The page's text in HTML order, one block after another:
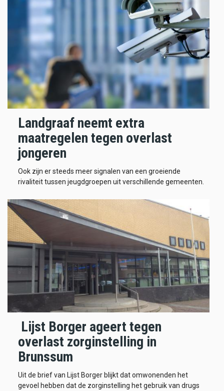
Landgraaf neemt extra
maatregelen tegen overlast
jongeren
Ook zijn er steeds meer signalen van een groeiende
rivaliteit tussen jeugdgroepen uit verschillende gemeenten.
Lijst Borger ageert tegen
overlast zorginstelling in
Brunssum
Uit de brief van Lijst Borger blijkt dat omwonenden het
gevoel hebben dat de zorginstelling het gebruik van drugs